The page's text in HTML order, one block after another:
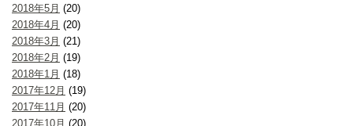
2018年5月 (20)
2018年4月 (20)
2018年3月 (21)
2018年2月 (19)
2018年1月 (18)
2017年12月 (19)
2017年11月 (20)
2017年10月 (20)